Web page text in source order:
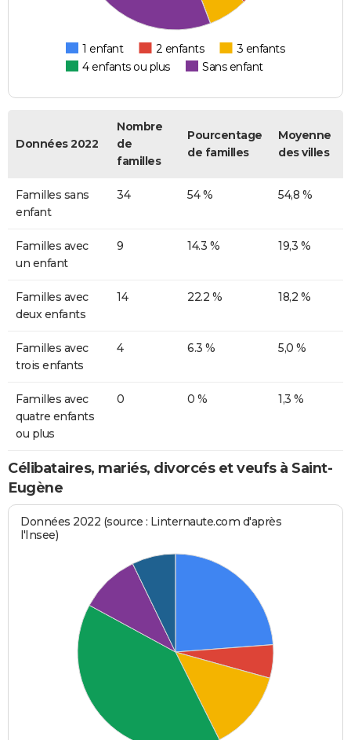
1 enfant 2 enfants
3 enfants
4 enfants ou plus
Sans enfant
Données 2022
Nombre
de
familles
Pourcentage
de familles
Moyenne
des villes
Familles sans
enfant
34 54 % 54,8 %
Familles avec
un enfant
9 14.3 % 19,3 %
Familles avec
deux enfants
14 22.2 % 18,2 %
Familles avec
trois enfants
4 6.3 % 5,0 %
Familles avec
quatre enfants
ou plus
0 0 % 1,3 %
Célibataires, mariés, divorcés et veufs à Saint-
Eugène
Données 2022 (source : Linternaute.com d'après
l'Insee)